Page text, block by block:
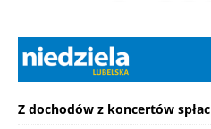
Z dochodów z koncertów